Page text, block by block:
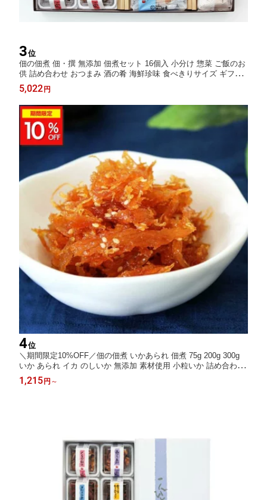
3位
佃の佃煮 佃・撰 無添加 佃煮セット 16個入 小分け 惣菜 ご飯のお
供 詰め合わせ おつまみ 酒の肴 海鮮珍味 食べきりサイズ ギフト
贈り物 お取り寄せ グルメ 内祝い プレゼント お中元 夏ギフト 敬
老の日 誕生日 老舗の味 食べ比べ お節
5,022 円
4位
＼期間限定10%OFF／佃の佃煮 いかあられ 佃煮 75g 200g 300g
いか あられ イカ のしいか 無添加 素材使用 小粒いか 詰め合わせ
ギフト 贈り物 プレゼント お取り寄せ グルメ 内祝い 誕生日 食べ
比べ お節 お節料理 おせち料理 おせち お中元 夏ギフト
1,215 円 ～